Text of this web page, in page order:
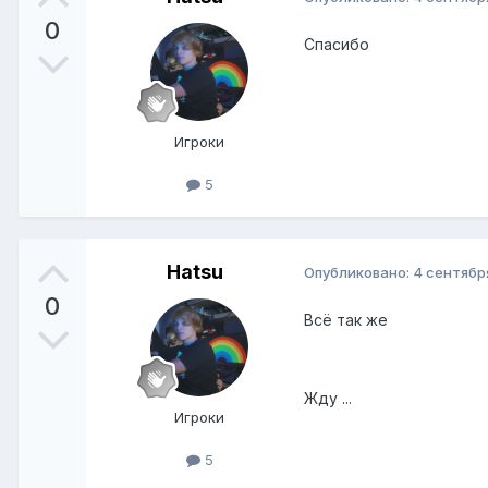
0
Игроки
5
Спасибо
0
Hatsu
Игроки
5
Опубликовано: 4
Всё так же
Жду ...